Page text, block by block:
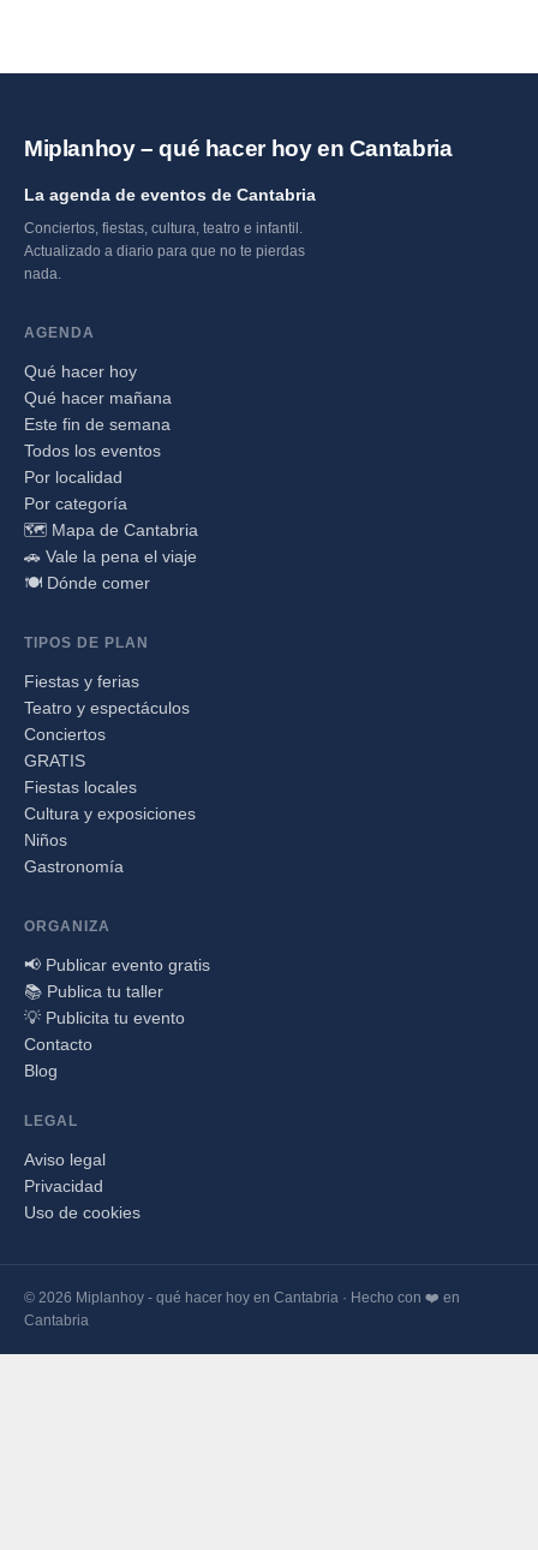
Miplanhoy – qué hacer hoy en Cantabria
La agenda de eventos de Cantabria
Conciertos, fiestas, cultura, teatro e infantil.
Actualizado a diario para que no te pierdas
nada.
AGENDA
Qué hacer hoy
Qué hacer mañana
Este fin de semana
Todos los eventos
Por localidad
Por categoría
🗺️ Mapa de Cantabria
🚗 Vale la pena el viaje
🍽️ Dónde comer
TIPOS DE PLAN
Fiestas y ferias
Teatro y espectáculos
Conciertos
GRATIS
Fiestas locales
Cultura y exposiciones
Niños
Gastronomía
ORGANIZA
📢 Publicar evento gratis
📚 Publica tu taller
💡 Publicita tu evento
Contacto
Blog
LEGAL
Aviso legal
Privacidad
Uso de cookies
© 2026 Miplanhoy - qué hacer hoy en Cantabria · Hecho con ❤️ en
Cantabria